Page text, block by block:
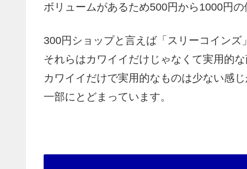
ボリュームがあるため500円から1000円の
300円ショップと言えば「スリーコインズ
それらはカワイイだけじゃなくて実用的
カワイイだけで実用的なものは少ない感
一部にとどまっています。